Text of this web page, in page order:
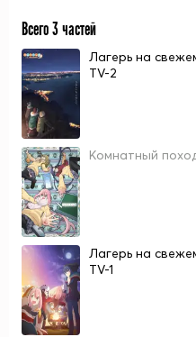
Всего 3 частей
Лагерь на
TV-2
Комнатный
Лагерь на
TV-1